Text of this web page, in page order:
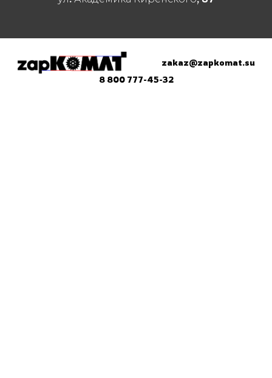
zakaz@zapkomat.su
8 800 777-45-32